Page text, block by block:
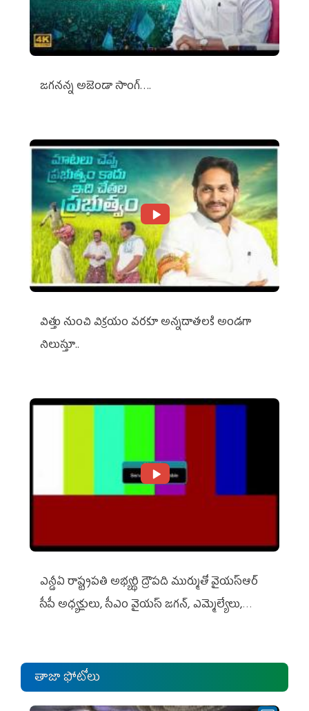
జగనన్న అజెండా సాంగ్….
విత్తు నుంచి విక్రయం వరకూ అన్నదాతలకి అండగా
నిలుస్తూ..
ఎన్డీఏ రాష్ట్ర‌ప‌తి అభ్య‌ర్థి ద్రౌప‌ది ముర్ముతో వైయ‌స్ఆర్
సీపీ అధ్య‌క్షులు, సీఎం వైయ‌స్ జ‌గ‌న్, ఎమ్మెల్యేలు,
తాజా ఫోటోలు